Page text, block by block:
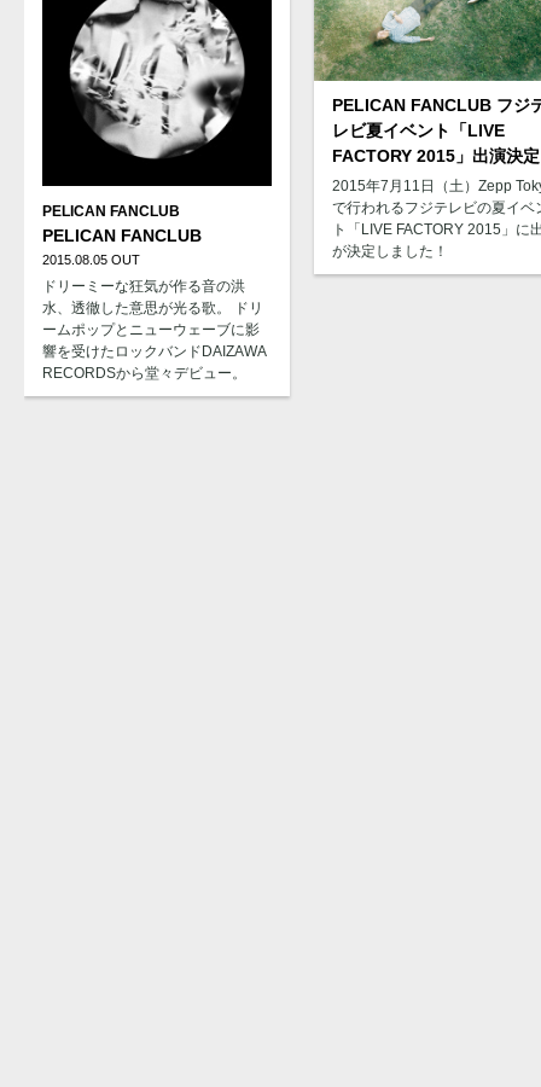
PELICAN FANCLUB
PELICAN FANCLUB
2015.08.05 OUT
ドリーミーな狂気が作る音の洪
水、透徹した意思が光る歌。 ドリ
ームポップとニューウェーブに影
響を受けたロックバンドDAIZAWA
RECORDSから堂々デビュー。
PELICAN FANCLUB フジ
レビ夏イベント「LIVE
FACTORY 2015」出演決
2015年7月11日（土）Zepp
で行われるフジテレビの夏イベ
ト「LIVE FACTORY 2015」に
が決定しました！